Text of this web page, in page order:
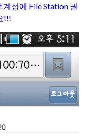
정에 File Station 권
!!!